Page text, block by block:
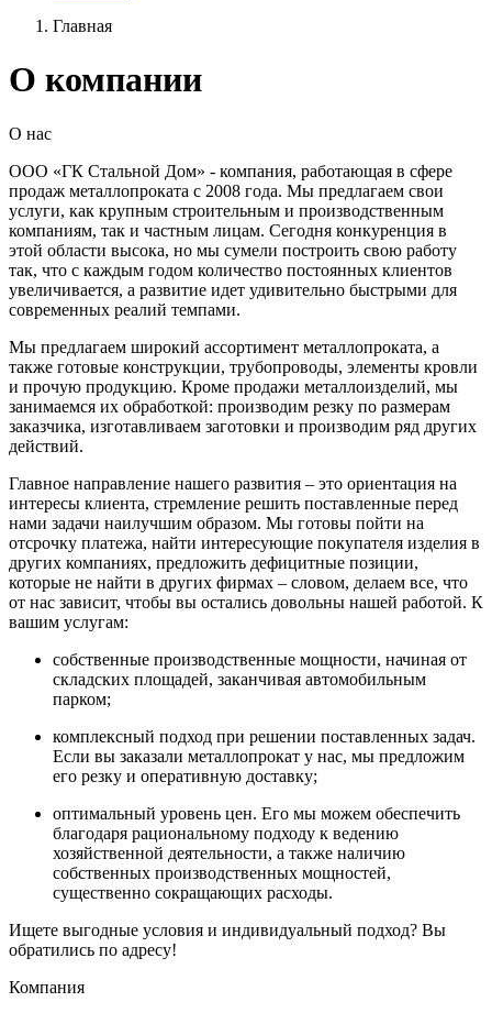
Главная
О компании
О нас
ООО «ГК Стальной Дом» - компания, работающая в сфере
продаж металлопроката с 2008 года. Мы предлагаем свои
услуги, как крупным строительным и производственным
компаниям, так и частным лицам. Сегодня конкуренция в
этой области высока, но мы сумели построить свою работу
так, что с каждым годом количество постоянных клиентов
увеличивается, а развитие идет удивительно быстрыми для
современных реалий темпами.
Мы предлагаем широкий ассортимент металлопроката, а
также готовые конструкции, трубопроводы, элементы кровли
и прочую продукцию. Кроме продажи металлоизделий, мы
занимаемся их обработкой: производим резку по размерам
заказчика, изготавливаем заготовки и производим ряд других
действий.
Главное направление нашего развития – это ориентация на
интересы клиента, стремление решить поставленные перед
нами задачи наилучшим образом. Мы готовы пойти на
отсрочку платежа, найти интересующие покупателя изделия в
других компаниях, предложить дефицитные позиции,
которые не найти в других фирмах – словом, делаем все, что
от нас зависит, чтобы вы остались довольны нашей работой. К
вашим услугам:
собственные производственные мощности, начиная от
складских площадей, заканчивая автомобильным
парком;
комплексный подход при решении поставленных задач.
Если вы заказали металлопрокат у нас, мы предложим
его резку и оперативную доставку;
оптимальный уровень цен. Его мы можем обеспечить
благодаря рациональному подходу к ведению
хозяйственной деятельности, а также наличию
собственных производственных мощностей,
существенно сокращающих расходы.
Ищете выгодные условия и индивидуальный подход? Вы
обратились по адресу!
Компания